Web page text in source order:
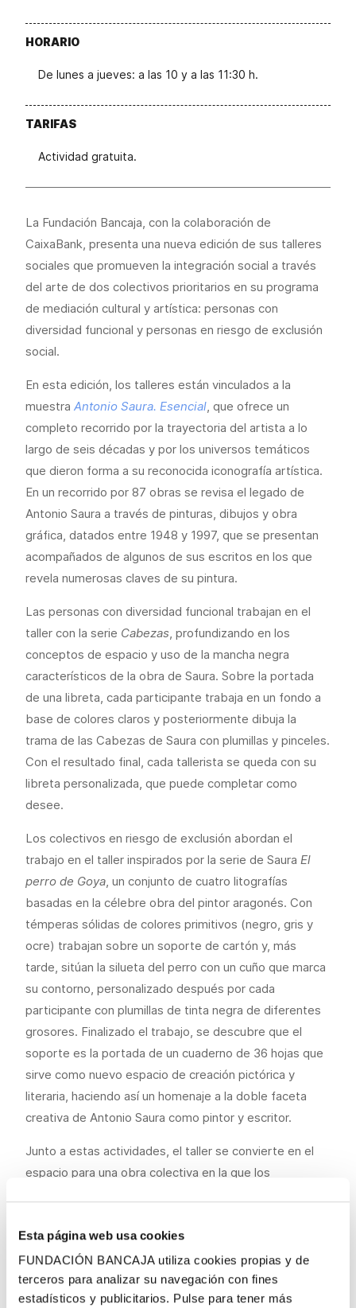
Esta página web usa cookies
FUNDACIÓN BANCAJA utiliza cookies propias y de
terceros para analizar su navegación con fines
estadísticos y publicitarios. Pulse para tener más
HORARIO
De lunes a jueves: a las 10 y a las 11:30 h.
TARIFAS
Actividad gratuita.
La Fundación Bancaja, con la colaboración de
CaixaBank, presenta una nueva edición de sus talleres
sociales que promueven la integración social a través
del arte de dos colectivos prioritarios en su programa
de mediación cultural y artística: personas con
diversidad funcional y personas en riesgo de exclusión
social.
En esta edición, los talleres están vinculados a la
muestra Antonio Saura. Esencial, que ofrece un
completo recorrido por la trayectoria del artista a lo
largo de seis décadas y por los universos temáticos
que dieron forma a su reconocida iconografía artística.
En un recorrido por 87 obras se revisa el legado de
Antonio Saura a través de pinturas, dibujos y obra
gráfica, datados entre 1948 y 1997, que se presentan
acompañados de algunos de sus escritos en los que
revela numerosas claves de su pintura.
Las personas con diversidad funcional trabajan en el
taller con la serie Cabezas, profundizando en los
conceptos de espacio y uso de la mancha negra
característicos de la obra de Saura. Sobre la portada
de una libreta, cada participante trabaja en un fondo a
base de colores claros y posteriormente dibuja la
trama de las Cabezas de Saura con plumillas y pinceles.
Con el resultado final, cada tallerista se queda con su
libreta personalizada, que puede completar como
desee.
Los colectivos en riesgo de exclusión abordan el
trabajo en el taller inspirados por la serie de Saura El
perro de Goya, un conjunto de cuatro litografías
basadas en la célebre obra del pintor aragonés. Con
témperas sólidas de colores primitivos (negro, gris y
ocre) trabajan sobre un soporte de cartón y, más
tarde, sitúan la silueta del perro con un cuño que marca
su contorno, personalizado después por cada
participante con plumillas de tinta negra de diferentes
grosores. Finalizado el trabajo, se descubre que el
soporte es la portada de un cuaderno de 36 hojas que
sirve como nuevo espacio de creación pictórica y
literaria, haciendo así un homenaje a la doble faceta
creativa de Antonio Saura como pintor y escritor.
Junto a estas actividades, el taller se convierte en el
espacio para una obra colectiva en la que los
colocan en la pared de la sala, generando una obra
permanente y colectiva que remite a los géneros
acumulativos de Saura. La pieza se convertirá en la
obra que da la bienvenida en el taller a cada